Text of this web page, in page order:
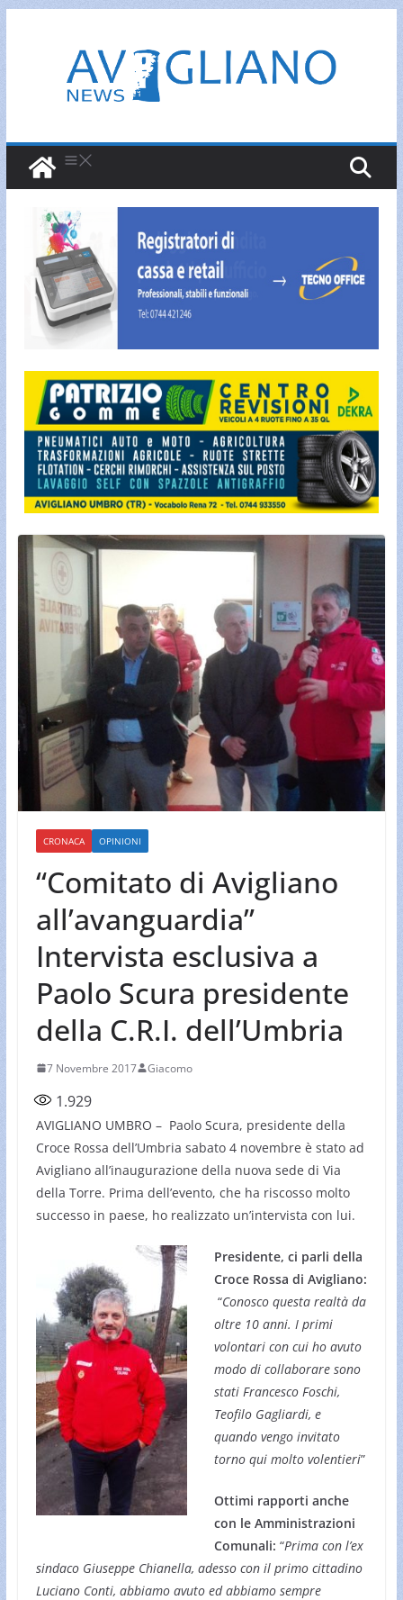
contenuto
CRONACA OPINIONI
“Comitato di Avigliano
all’avanguardia”
Intervista esclusiva a
Paolo Scura presidente
della C.R.I. dell’Umbria
7 Novembre 2017 Giacomo
1.929
AVIGLIANO UMBRO – Paolo Scura, presidente della
Croce Rossa dell’Umbria sabato 4 novembre è stato ad
Avigliano all’inaugurazione della nuova sede di Via
della Torre. Prima dell’evento, che ha riscosso molto
successo in paese, ho realizzato un’intervista con lui.
Presidente, ci parli della
Croce Rossa di Avigliano:
“Conosco questa realtà da
oltre 10 anni. I primi
volontari con cui ho avuto
modo di collaborare sono
stati Francesco Foschi,
Teofilo Gagliardi, e
quando vengo invitato
torno qui molto volentieri”
Ottimi rapporti anche
con le Amministrazioni
Comunali: “Prima con l’ex
sindaco Giuseppe Chianella, adesso con il primo cittadino
Luciano Conti, abbiamo avuto ed abbiamo sempre